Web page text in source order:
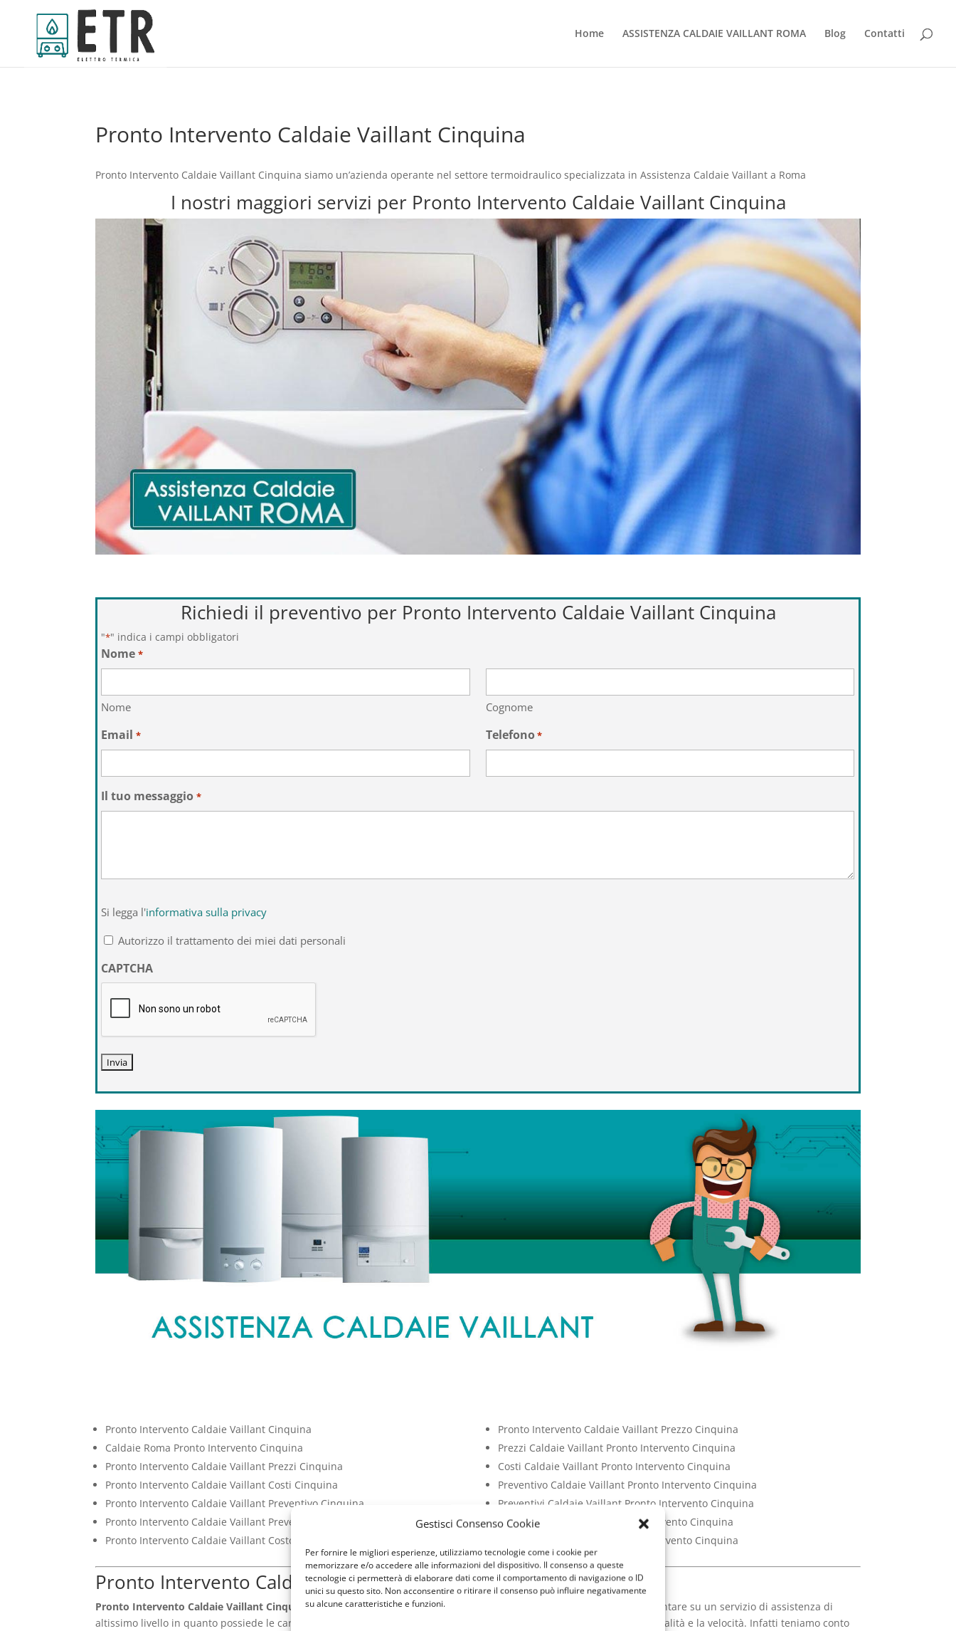
Gestisci Consenso Cookie
Per fornire le migliori esperienze, utilizziamo tecnologie come i cookie per
memorizzare e/o accedere alle informazioni del dispositivo. Il consenso a queste
tecnologie ci permetterà di elaborare dati come il comportamento di navigazione o ID
unici su questo sito. Non acconsentire o ritirare il consenso può influire negativamente
su alcune caratteristiche e funzioni.
Home ASSISTENZA CALDAIE VAILLANT ROMA Blog Contatti
Pronto Intervento Caldaie Vaillant Cinquina
Pronto Intervento Caldaie Vaillant Cinquina siamo un’azienda operante nel settore termoidraulico specializzata in Assistenza Caldaie Vaillant a Roma
I nostri maggiori servizi per Pronto Intervento Caldaie Vaillant Cinquina
Richiedi il preventivo per Pronto Intervento Caldaie Vaillant Cinquina
"*" indica i campi obbligatori
Nome *
Nome Cognome
Email * Telefono*
Il tuo messaggio *
legga
l'informativa
privacy
*
Si legga l'informativa sulla privacy
Autorizzo il trattamento dei miei dati personali
CAPTCHA
Pronto Intervento Caldaie Vaillant Cinquina
Caldaie Roma Pronto Intervento Cinquina
Pronto Intervento Caldaie Vaillant Prezzi Cinquina
Pronto Intervento Caldaie Vaillant Costi Cinquina
Pronto Intervento Caldaie Vaillant Preventivo Cinquina
Pronto Intervento Caldaie Vaillant Preventivi Cinquina
Pronto Intervento Caldaie Vaillant Costo Cinquina
Pronto Intervento Caldaie Vaillant Prezzo Cinquina
Prezzi Caldaie Vaillant Pronto Intervento Cinquina
Costi Caldaie Vaillant Pronto Intervento Cinquina
Preventivo Caldaie Vaillant Pronto Intervento Cinquina
Preventivi Caldaie Vaillant Pronto Intervento Cinquina
Costo Caldaie Vaillant Pronto Intervento Cinquina
Prezzo Caldaie Vaillant Pronto Intervento Cinquina
Pronto Intervento Caldaie Vaillant
Pronto Intervento Caldaie Vaillant Cinquinaè una frase digitata su Google dai clienti di questa marca che possono contare su un servizio di assistenza di
altissimo livello in quanto possiede le caratteristiche che dovrebbe avere un pronto intervento funzionale:la professionalità e la velocità. Infatti teniamo conto